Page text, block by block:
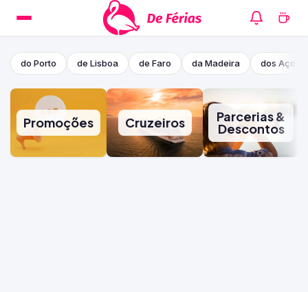
do Porto de Lisboa de Faro da Madeira dos
Promoções Cruzeiros Parcerias &
Descontos